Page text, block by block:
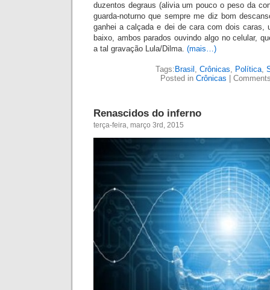
duzentos degraus (alivia um pouco o peso da
guarda-noturno que sempre me diz bom
ganhei a calçada e dei de cara com dois caras,
baixo, ambos parados ouvindo algo no celular,
a tal gravação Lula/Dilma. (mais…)
Tags: Brasil , Crônicas, Política,
Posted in Crônicas
Renascidos do inferno
terça-feira, março 3rd, 2015